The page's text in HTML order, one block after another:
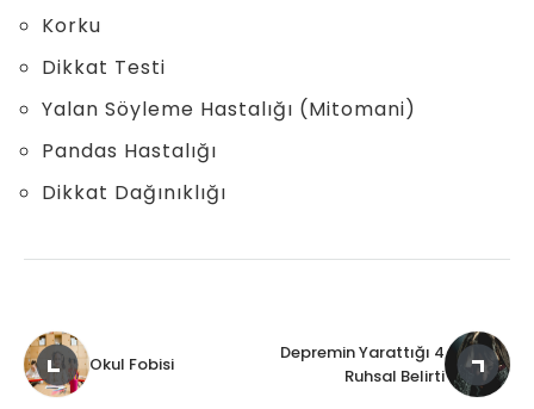
Korku
Dikkat Testi
Yalan Söyleme Hastalığı (Mitomani)
Pandas Hastalığı
Dikkat Dağınıklığı
Okul Fobisi
Depremin Yarattığı 4
Ruhsal Belirti